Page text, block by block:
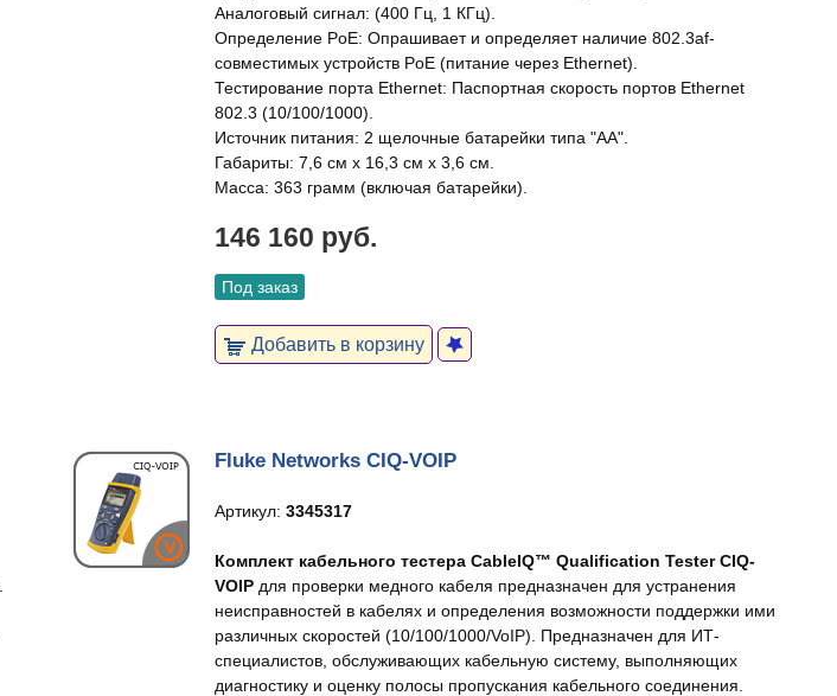
Аналоговый сигнал: (400 Гц, 1 КГц).
Определение PoE: Опрашивает и определяет наличие 802.3af-
совместимых устройств PoE (питание через Ethernet).
Тестирование порта Ethernet: Паспортная скорость портов Ethernet
802.3 (10/100/1000).
Источник питания: 2 щелочные батарейки типа "АА".
Габариты: 7,6 см x 16,3 см x 3,6 см.
Масса: 363 грамм (включая батарейки).
146 160 руб.
Под заказ
Добавить в корзину
Fluke Networks CIQ-VOIP
Артикул: 3345317
Комплект кабельного тестера CableIQ™ Qualification Tester CIQ-
VOIPдля проверки медного кабеля предназначен для устранения
неисправностей в кабелях и определения возможности поддержки ими
различных скоростей (10/100/1000/VoIP). Предназначен для ИТ-
специалистов, обслуживающих кабельную систему, выполняющих
диагностику и оценку полосы пропускания кабельного соединения.